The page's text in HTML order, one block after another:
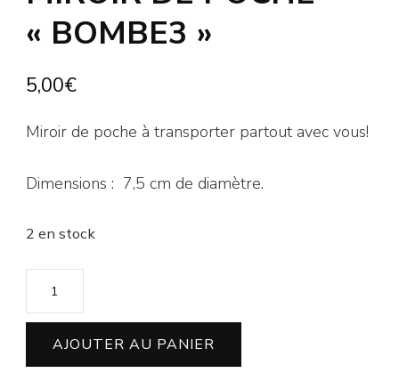
« BOMBE3 »
5,00€
Miroir de poche à transporter partout avec vous!
Dimensions : 7,5 cm de diamètre.
2 en stock
AJOUTER AU PANIER